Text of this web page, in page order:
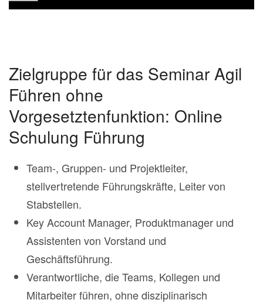
Zielgruppe für das Seminar Agil
Führen ohne
Vorgesetztenfunktion: Online
Schulung Führung
Team-, Gruppen- und Projektleiter,
stellvertretende Führungskräfte, Leiter von
Stabstellen.
Key Account Manager, Produktmanager und
Assistenten von Vorstand und
Geschäftsführung.
Verantwortliche, die Teams, Kollegen und
Mitarbeiter führen, ohne disziplinarisch